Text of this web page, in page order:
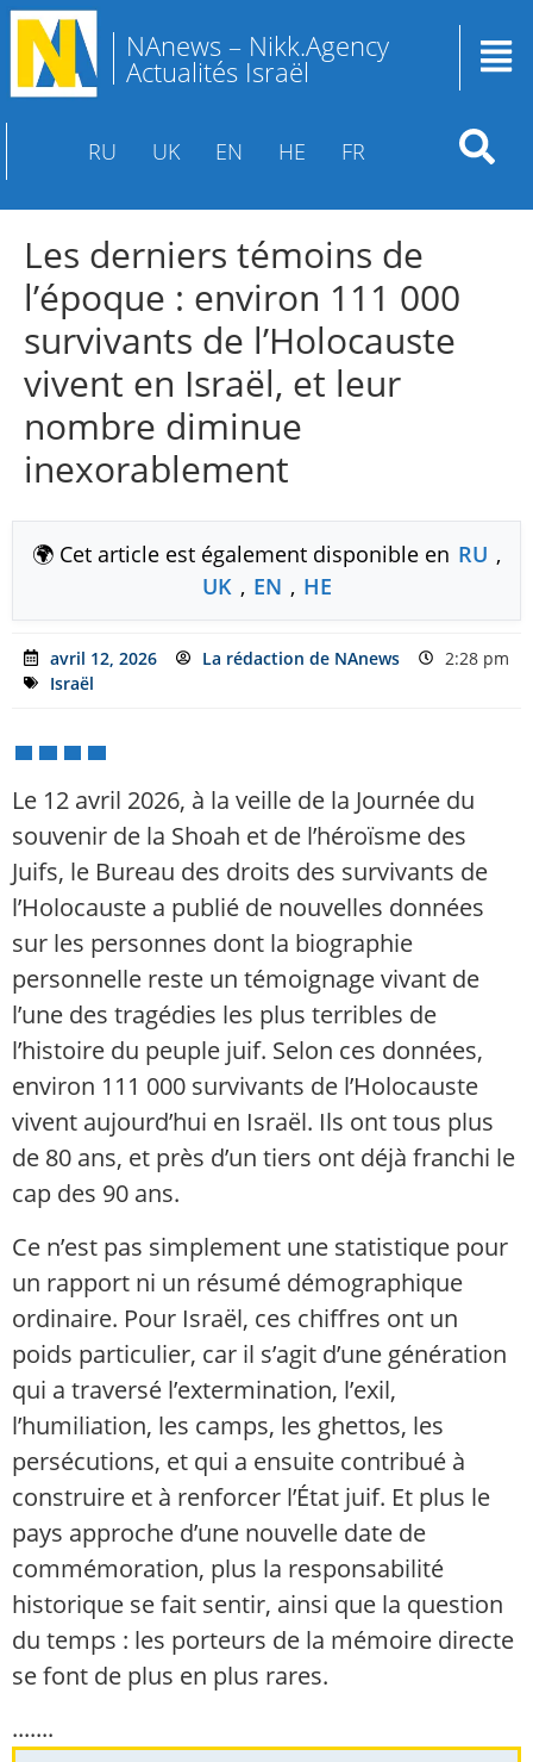
NAnews – Nikk.Agency
Actualités Israël
RU UK EN HE FR
Les derniers témoins de
l’époque : environ 111 000
survivants de l’Holocauste
vivent en Israël, et leur
nombre diminue
inexorablement
🌍 Cet article est également disponible en RU ,
UK , EN , HE
avril 12, 2026 La rédaction de NAnews
2:28 pm
Israël
Le 12 avril 2026, à la veille de la Journée du
souvenir de la Shoah et de l’héroïsme des
Juifs, le Bureau des droits des survivants de
l’Holocauste a publié de nouvelles données
sur les personnes dont la biographie
personnelle reste un témoignage vivant de
l’une des tragédies les plus terribles de
l’histoire du peuple juif. Selon ces données,
environ 111 000 survivants de l’Holocauste
vivent aujourd’hui en Israël. Ils ont tous plus
de 80 ans, et près d’un tiers ont déjà franchi le
cap des 90 ans.
Ce n’est pas simplement une statistique pour
un rapport ni un résumé démographique
ordinaire. Pour Israël, ces chiffres ont un
poids particulier, car il s’agit d’une génération
qui a traversé l’extermination, l’exil,
l’humiliation, les camps, les ghettos, les
persécutions, et qui a ensuite contribué à
construire et à renforcer l’État juif. Et plus le
pays approche d’une nouvelle date de
commémoration, plus la responsabilité
historique se fait sentir, ainsi que la question
du temps : les porteurs de la mémoire directe
se font de plus en plus rares.
.......